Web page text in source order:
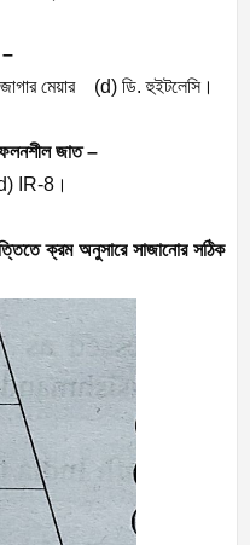
–
জাগার মেয়ার (d) ডি. হুইটলেসি।
জাত –
IR-8 ।
ক্রম অনুসারে সাজানোর সঠিক